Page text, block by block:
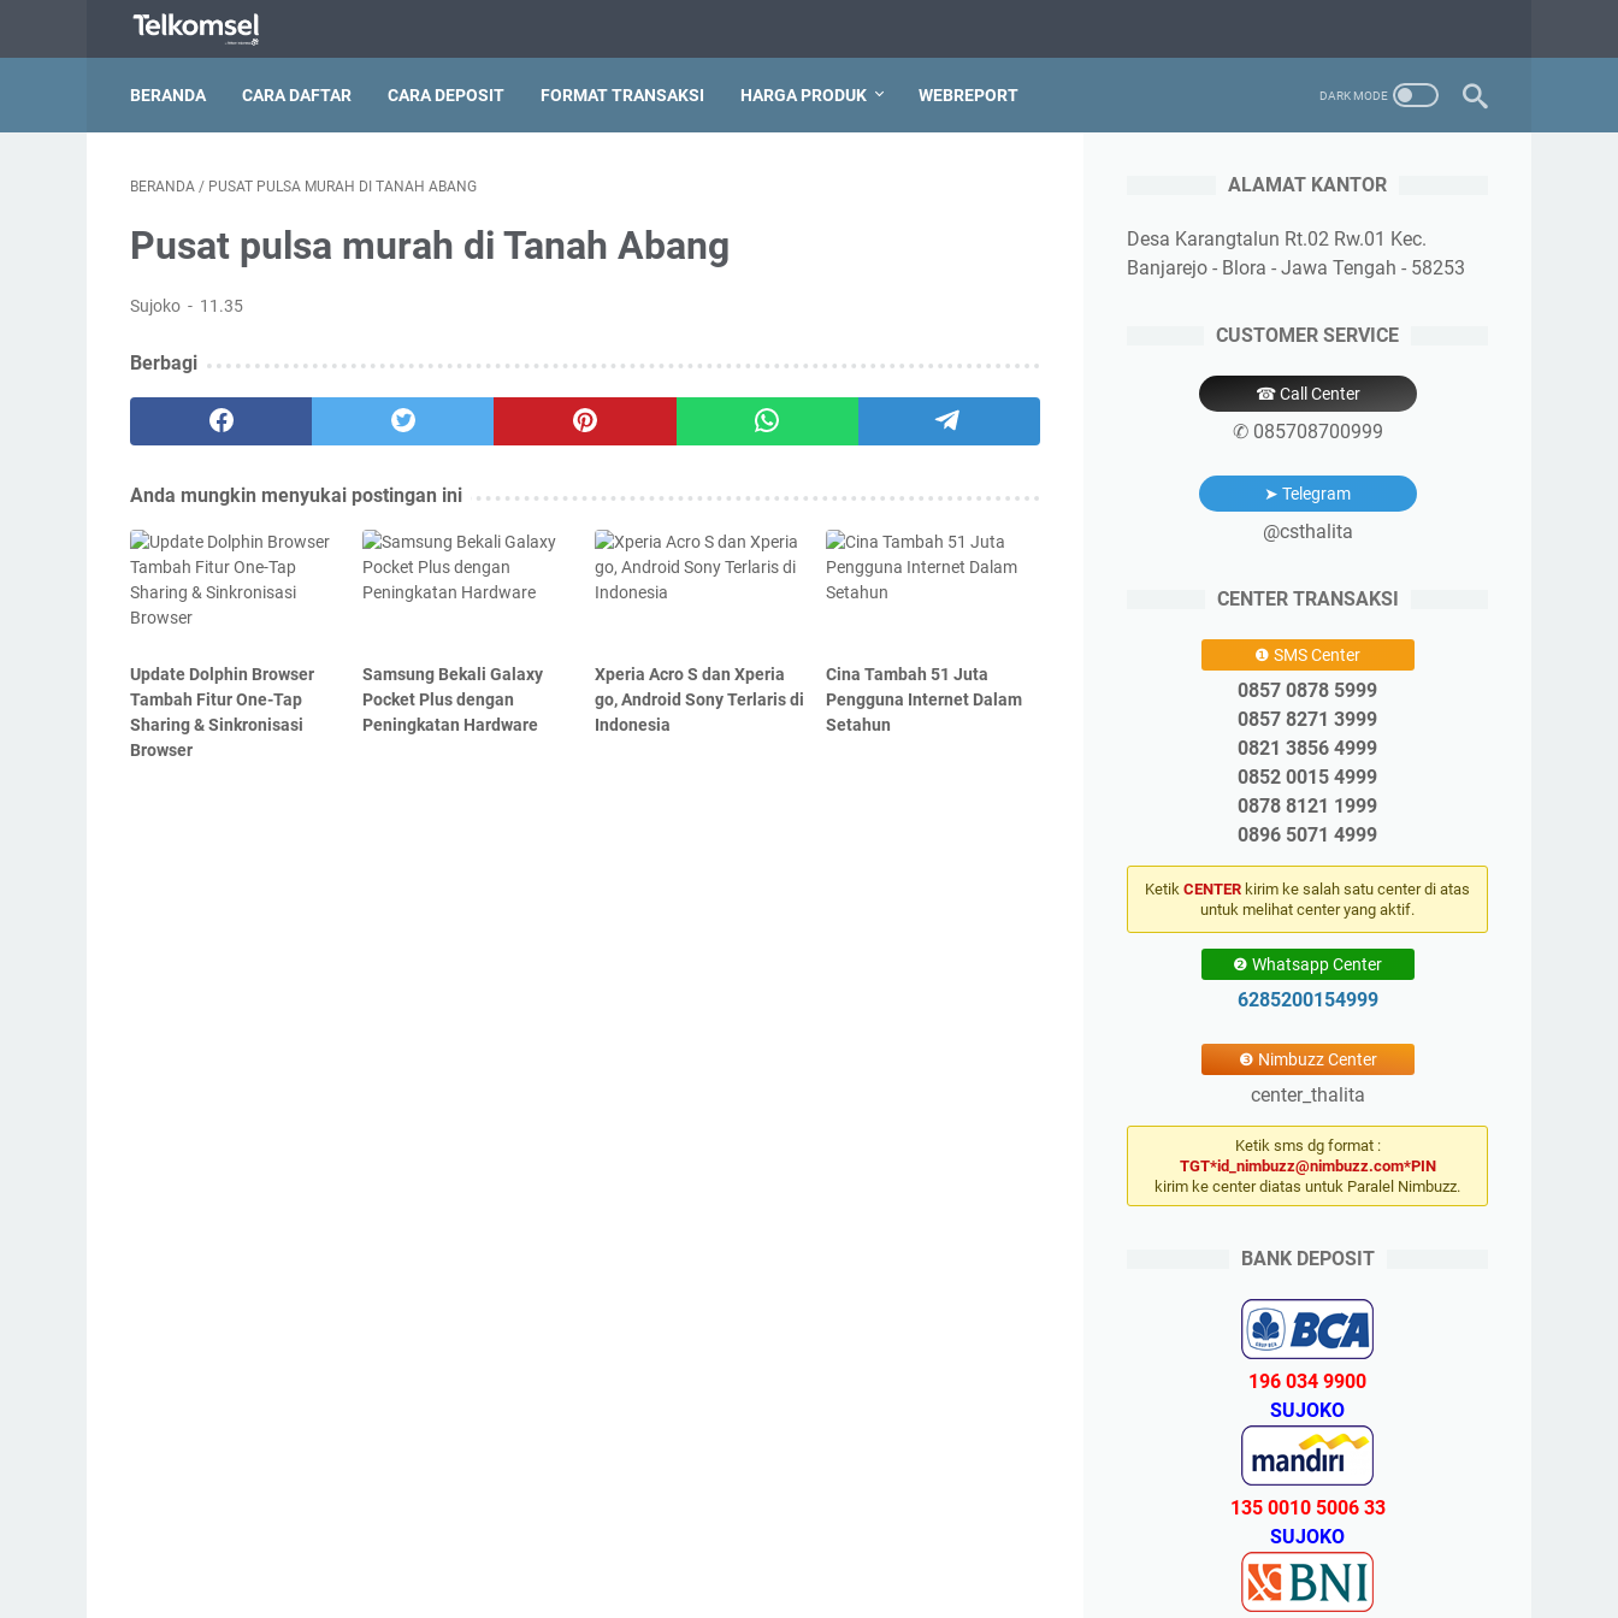
BERANDA CARA DAFTAR CARA DEPOSIT FORMAT TRANSAKSI HARGA PRODUK WEBREPORT
BERANDA / PUSAT PULSA MURAH DI TANAH ABANG
Pusat pulsa murah di Tanah Abang
Sujoko 11.35
Berbagi
Anda mungkin menyukai postingan ini
Update Dolphin Browser
Tambah Fitur One-Tap
Sharing & Sinkronisasi
Browser
Samsung Bekali Galaxy
Pocket Plus dengan
Peningkatan Hardware
Xperia Acro S dan Xperia
go, Android Sony Terlaris di
Indonesia
Cina Tambah 51 Juta
Pengguna Internet Dalam
Setahun
ALAMAT KANTOR
Desa Karangtalun Rt.02 Rw.01 Kec.
Banjarejo - Blora - Jawa Tengah - 58253
CUSTOMER SERVICE
☎ Call Center
✆ 085708700999
➤ Telegram
@csthalita
CENTER TRANSAKSI
❶ SMS Center
0857 0878 5999
0857 8271 3999
0821 3856 4999
0852 0015 4999
0878 8121 1999
0896 5071 4999
Ketik CENTER kirim ke salah satu center di atas
untuk melihat center yang aktif.
❷ Whatsapp Center
6285200154999
❸ Nimbuzz Center
center_thalita
Ketik sms dg format :
TGT*id_nimbuzz@nimbuzz.com*PIN
kirim ke center diatas untuk Paralel Nimbuzz.
BANK DEPOSIT
196 034 9900
SUJOKO
135 0010 5006 33
SUJOKO